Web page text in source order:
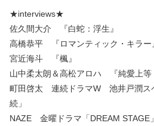
★interviews★
佐久間大介 『白蛇：浮生』
高橋恭平 『ロマンティック・キラー
宮近海斗 『楓』
山中柔太朗＆高松アロハ 『純愛上等
町田啓太 連続ドラマW 池井戸潤ス
続」
NAZE 金曜ドラマ「DREAM STAGE」